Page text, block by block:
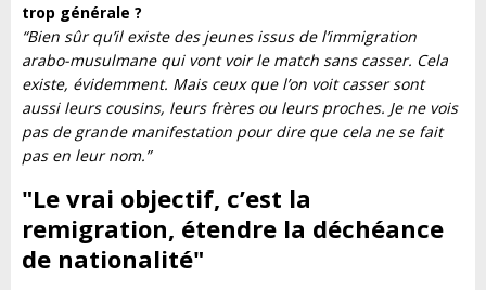
trop générale ?
“Bien sûr qu’il existe des jeunes issus de l’immigration
arabo-musulmane qui vont voir le match sans casser. Cela
existe, évidemment. Mais ceux que l’on voit casser sont
aussi leurs cousins, leurs frères ou leurs proches. Je ne vois
pas de grande manifestation pour dire que cela ne se fait
pas en leur nom.”
"Le vrai objectif, c’est la
remigration, étendre la déchéance
de nationalité"